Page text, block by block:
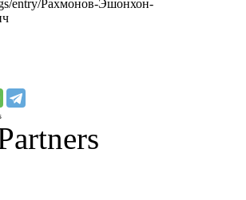
entry/Рахмонов-Эшонхон-